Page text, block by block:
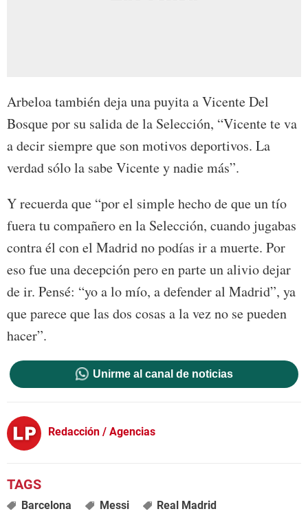
Arbeloa también deja una puyita a Vicente Del
Bosque por su salida de la Selección, “Vicente te va
a decir siempre que son motivos deportivos. La
verdad sólo la sabe Vicente y nadie más”.
Y recuerda que “por el simple hecho de que un tío
fuera tu compañero en la Selección, cuando jugabas
contra él con el Madrid no podías ir a muerte. Por
eso fue una decepción pero en parte un alivio dejar
de ir. Pensé: “yo a lo mío, a defender al Madrid”, ya
que parece que las dos cosas a la vez no se pueden
hacer”.
Unirme al canal de noticias
Redacción / Agencias
Barcelona Messi Real Madrid